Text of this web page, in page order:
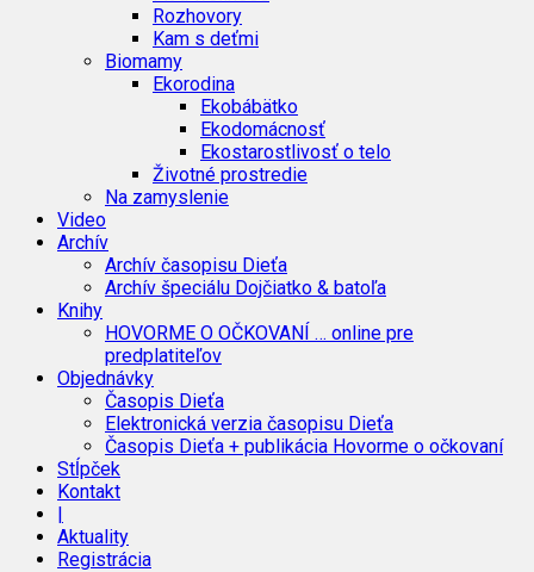
Rozhovory
Kam s deťmi
Biomamy
Ekorodina
Ekobábätko
Ekodomácnosť
Ekostarostlivosť o telo
Životné prostredie
Na zamyslenie
Video
Archív
Archív časopisu Dieťa
Archív špeciálu Dojčiatko & batoľa
Knihy
HOVORME O OČKOVANÍ … online pre
predplatiteľov
Objednávky
Časopis Dieťa
Elektronická verzia časopisu Dieťa
Časopis Dieťa + publikácia Hovorme o očkovaní
Stĺpček
Kontakt
|
Aktuality
Registrácia